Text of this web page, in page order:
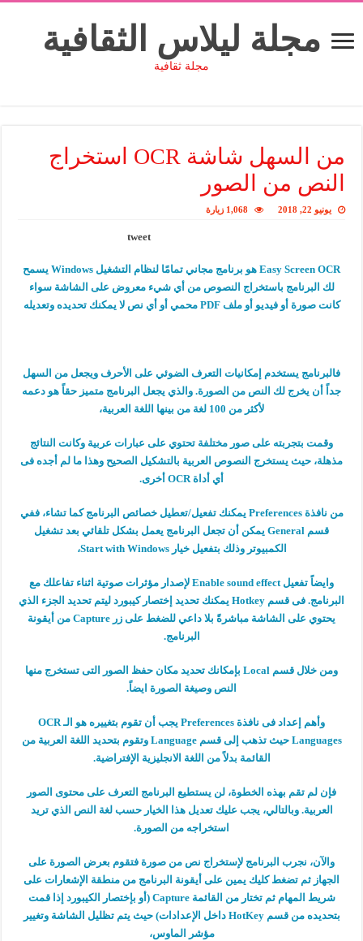
مجلة ليلاس الثقافية
مجلة ثقافية
من السهل شاشة OCR استخراج
النص من الصور
يونيو 22, 2018 1,068 زيارة
tweet
Easy Screen OCR هو برنامج مجاني تمامًا لنظام التشغيل Windows يسمح
لك البرنامج باستخراج النصوص من أي شيء معروض على الشاشة سواء
كانت صورة أو فيديو أو ملف PDF محمي أو أي نص لا يمكنك تحديده وتعديله
فالبرنامج يستخدم إمكانيات التعرف الضوئي على الأحرف ويجعل من السهل
جداً أن يخرج لك النص من الصورة. والذي يجعل البرنامج متميز حقاً هو دعمه
لأكثر من 100 لغة من بينها اللغة العربية،
وقمت بتجربته على صور مختلفة تحتوي على عبارات عربية وكانت النتائج
مذهلة، حيث يستخرج النصوص العربية بالتشكيل الصحيح وهذا ما لم أجده فى
أي أداة OCR أخرى.
من نافذة Preferences يمكنك تفعيل/تعطيل خصائص البرنامج كما تشاء، ففي
قسم General يمكن أن تجعل البرنامج يعمل بشكل تلقائي بعد تشغيل
الكمبيوتر وذلك بتفعيل خيار Start with Windows،
وايضاً تفعيل Enable sound effect لإصدار مؤثرات صوتية اثناء تفاعلك مع
البرنامج. فى قسم Hotkey يمكنك تحديد إختصار كيبورد ليتم تحديد الجزء الذي
يحتوي على الشاشة مباشرةً بلا داعي للضغط على زر Capture من أيقونة
البرنامج.
ومن خلال قسم Local بإمكانك تحديد مكان حفظ الصور التى تستخرج منها
النص وصيغة الصورة ايضاً.
وأهم إعداد فى نافذة Preferences يجب أن تقوم بتغييره هو الـ OCR
Languages حيث تذهب إلى قسم Language وتقوم بتحديد اللغة العربية من
القائمة بدلاً من اللغة الانجليزية الإفتراضية.
فإن لم تقم بهذه الخطوة، لن يستطيع البرنامج التعرف على محتوى الصور
العربية. وبالتالي، يجب عليك تعديل هذا الخيار حسب لغة النص الذي تريد
استخراجه من الصورة.
والآن، نجرب البرنامج لإستخراج نص من صورة فتقوم بعرض الصورة على
الجهاز ثم تضغط كليك يمين على أيقونة البرنامج من منطقة الإشعارات على
شريط المهام ثم تختار من القائمة Capture (أو بإختصار الكيبورد إذا قمت
بتحديده من قسم HotKey داخل الإعدادات) حيث يتم تظليل الشاشة وتغيير
مؤشر الماوس،